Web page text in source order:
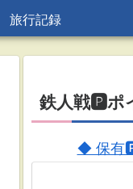
旅行記録
鉄人戦🅿ポ
◆ 保有